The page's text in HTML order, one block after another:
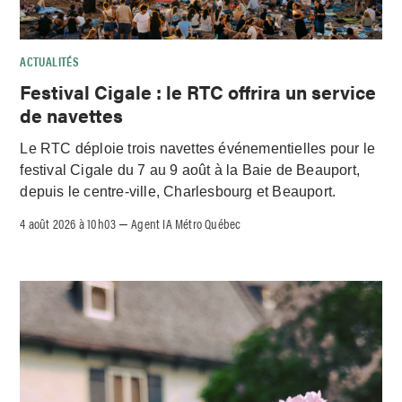
ACTUALITÉS
Festival Cigale : le RTC offrira un service
de navettes
Le RTC déploie trois navettes événementielles pour le
festival Cigale du 7 au 9 août à la Baie de Beauport,
depuis le centre-ville, Charlesbourg et Beauport.
4 août 2026 à 10h03 –Agent IA Métro Québec